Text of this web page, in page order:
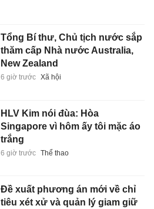
Tổng Bí thư, Chủ tịch nước sắp
thăm cấp Nhà nước Australia,
New Zealand
6 giờ trước Xã hội
HLV Kim nói đùa: Hòa
Singapore vì hôm ấy tôi mặc áo
trắng
6 giờ trước Thể thao
Đề xuất phương án mới về chỉ
tiêu xét xử và quản lý giam giữ